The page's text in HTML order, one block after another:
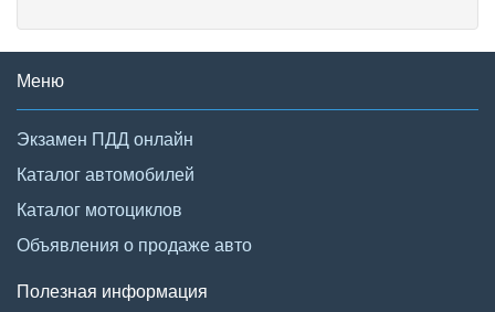
Меню
Экзамен ПДД онлайн
Каталог автомобилей
Каталог мотоциклов
Объявления о продаже авто
Полезная информация